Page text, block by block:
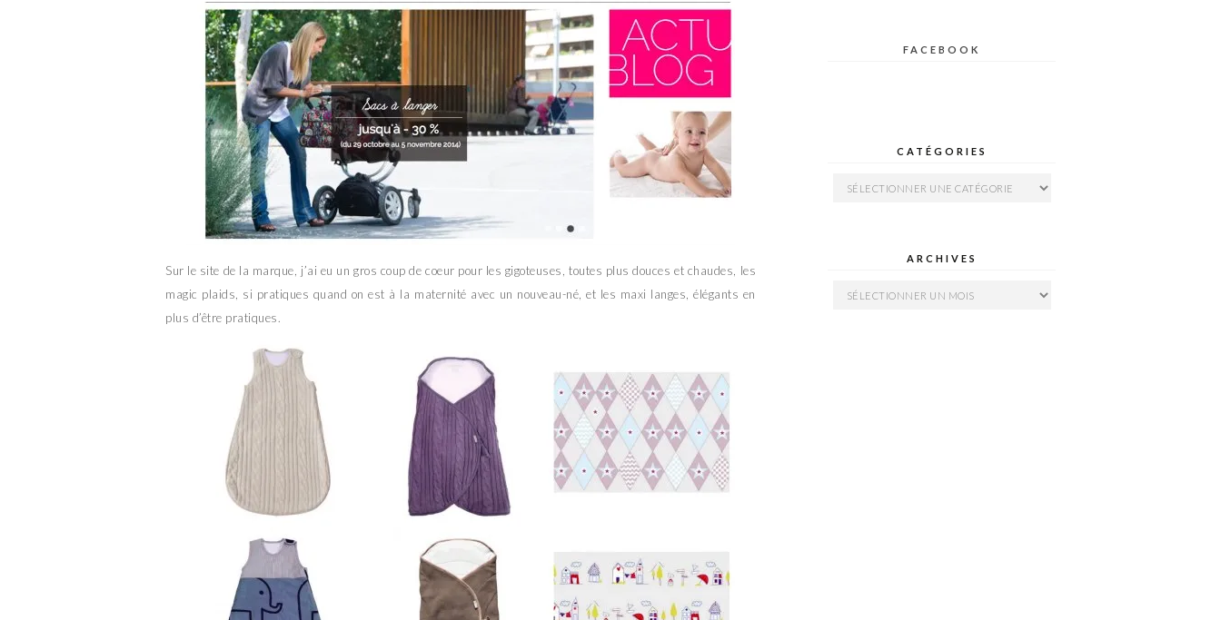
Sur le site de la marque, j’ai eu un gros coup de coeur pour les gigoteuses, toutes plus douces et chaudes, les
magic plaids, si pratiques quand on est à la maternité avec un nouveau-né, et les maxi langes, élégants en
plus d’être pratiques.
FACEBOOK
CATÉGORIES
Catégories
ARCHIVES
Archives